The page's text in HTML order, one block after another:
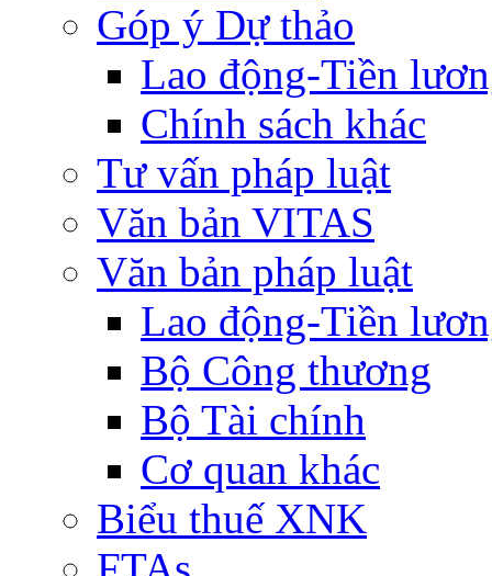
Góp ý Dự thảo
Lao động-Tiền
Chính sách khác
Tư vấn pháp luật
Văn bản VITAS
Văn bản pháp luật
Lao động-Tiền
Bộ Công thương
Bộ Tài chính
Cơ quan khác
Biểu thuế XNK